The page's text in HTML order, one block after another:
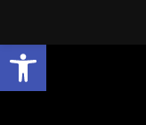
Abrir